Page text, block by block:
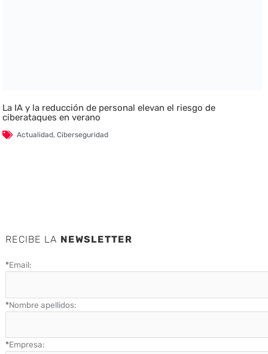
La IA y la reducción de personal elevan el riesgo de
ciberataques en verano
Actualidad,Ciberseguridad
RECIBE LA NEWSLETTER
*Email:
*Nombre apellidos:
*Empresa: